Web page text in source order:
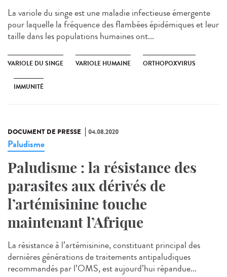
La variole du singe est une maladie infectieuse émergente
pour laquelle la fréquence des flambées épidémiques et leur
taille dans les populations humaines ont...
VARIOLE DU SINGE VARIOLE HUMAINE ORTHOPOXVIRUS
IMMUNITÉ
DOCUMENT DE PRESSE 04.08.2020
Paludisme
Paludisme : la résistance des
parasites aux dérivés de
l’artémisinine touche
maintenant l’Afrique
La résistance à l’artémisinine, constituant principal des
dernières générations de traitements antipaludiques
recommandés par l’OMS, est aujourd’hui répandue...